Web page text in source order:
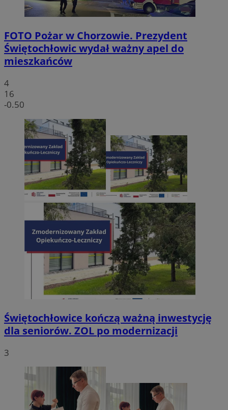
FOTO Pożar w Chorzowie. Prezydent
Świętochłowic wydał ważny apel do
mieszkańców
4
16
-0.50
Świętochłowice kończą ważną inwestycję
dla seniorów. ZOL po modernizacji
3